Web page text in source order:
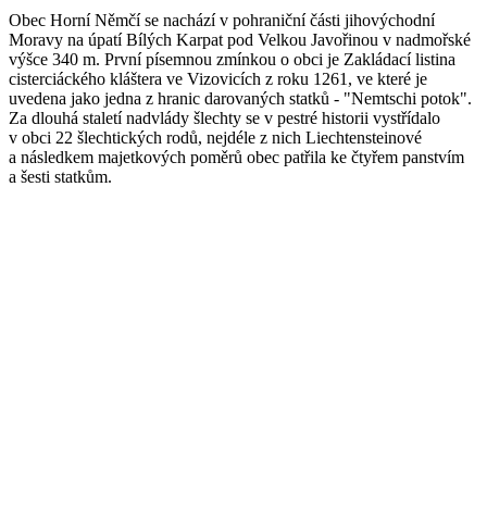
Obec Horní Němčí se nachází v pohraniční části jihovýchodní
Moravy na úpatí Bílých Karpat pod Velkou Javořinou v nadmořské
výšce 340 m. První písemnou zmínkou o obci je Zakládací listina
cisterciáckého kláštera ve Vizovicích z roku 1261, ve které je
uvedena jako jedna z hranic darovaných statků - "Nemtschi potok".
Za dlouhá staletí nadvlády šlechty se v pestré historii vystřídalo
v obci 22 šlechtických rodů, nejdéle z nich Liechtensteinové
a následkem majetkových poměrů obec patřila ke čtyřem panstvím
a šesti statkům.